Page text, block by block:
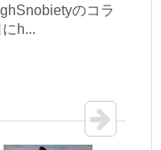
のコラ
h...